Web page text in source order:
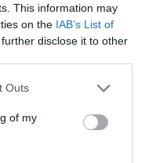
This information may
on the IAB’s List of
disclose it to other
Outs
of my